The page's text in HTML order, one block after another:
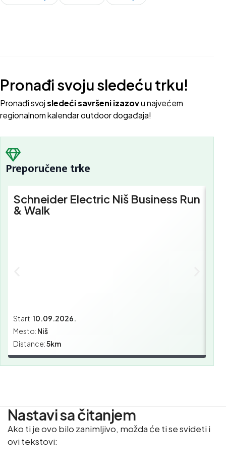
Pronađi svoju sledeću trku!
Pronađi svojsledeći savršeni izazovu najvećem
regionalnom kalendar outdoor događaja!
Preporučene trke
Schneider Electric Niš Business Run
& Walk
Start:10.09.2026.
Mesto: Niš
Distance:5km
Nastavi sa čitanjem
Ako ti je ovo bilo zanimljivo, možda će ti se svideti i
ovi tekstovi: